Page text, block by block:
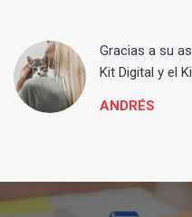
Gracias a su
Kit Digital y el
ANDRÉS